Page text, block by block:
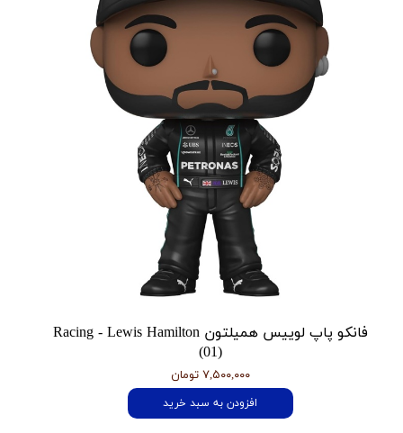
فانکو پاپ لوییس همیلتون Racing - Lewis Hamilton
(01)
۷,۵۰۰,۰۰۰ تومان
افزودن به سبد خرید